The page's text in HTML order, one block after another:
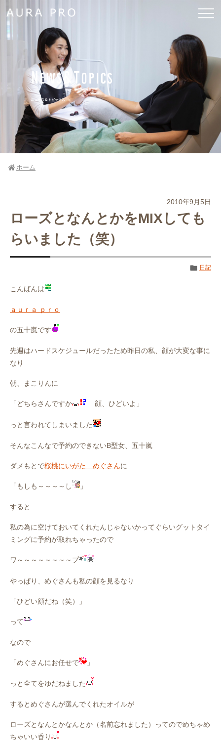
News&Topics
ニュース＆トピックス
ホーム
2010年9月5日
ローズとなんとかをMIXしても
らいました（笑）
日記
こんばんは
ａｕｒａ ｐｒｏ
の五十嵐です
先週はハードスケジュールだったため昨日の私、顔が大変な事に
なり
朝、まこりんに
「どちらさんですか 顔、ひどいよ」
っと言われてしまいました
そんなこんなで予約のできないB型女、五十嵐
ダメもとで桜桃にいがた めぐさんに
「もしも～～～～し 」
すると
私の為に空けておいてくれたんじゃないかってぐらいグットタイ
ミングに予約が取れちゃったので
ワ～～～～～～～～プ
やっぱり、めぐさんも私の顔を見るなり
「ひどい顔だね（笑）」
って
なので
「めぐさんにお任せで 」
っと全てをゆだねました
するとめぐさんが選んでくれたオイルが
ローズとなんとかなんとか（名前忘れました）ってのでめちゃめ
ちゃいい香り